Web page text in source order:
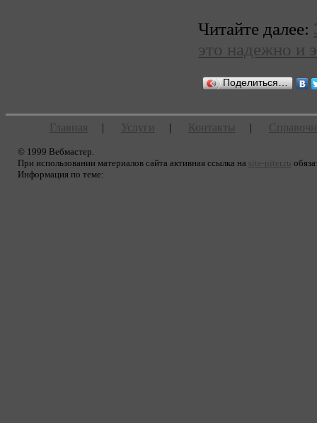
Читайте далее:
это надежно и
Поделиться…
Главная | Услуги | Контакты |
© 1999 Вебмастер.
При использовании материалов сайта активная ссылка на site-piter.ru
Информация по теме: